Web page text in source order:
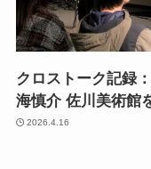
クロストーク記録
海慎介 佐川美術館
2026.4.16